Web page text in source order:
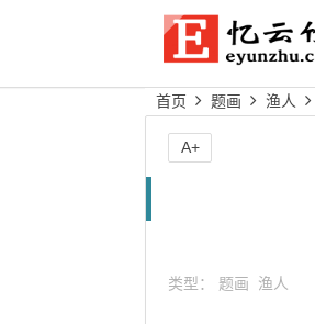
首页 题画 渔人
类型： 题画 渔人
A+